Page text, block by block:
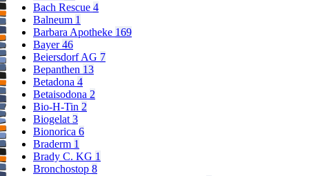
Bach Rescue 4
Balneum 1
Barbara Apotheke 169
Bayer46
Beiersdorf AG 7
Bepanthen 13
Betadona 4
Betaisodona 2
Bio-H-Tin 2
Biogelat 3
Bionorica 6
Braderm 1
Brady C. KG 1
Bronchostop 8